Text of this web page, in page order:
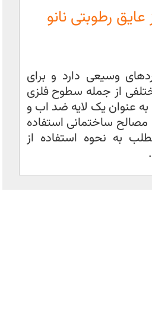
رطوبتی نانو
وسیعی دارد و برای
از جمله سطوح فلزی
عنوان یک لایه ضد اب و
مصالح ساختمانی استفاده
به نحوه استفاده از